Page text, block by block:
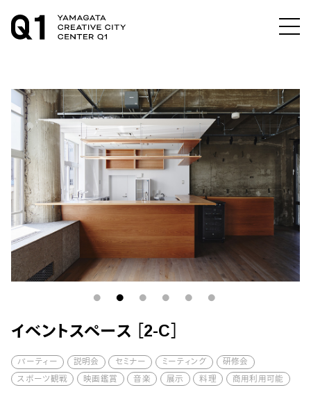
イベントスペース ［2-C］
パーティー 説明会 セミナー ミーティング 研修会
スポーツ観戦 映画鑑賞 音楽 展示 料理 商用利用可能